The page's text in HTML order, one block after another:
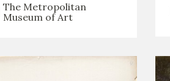
The Metropolitan
Museum of Art